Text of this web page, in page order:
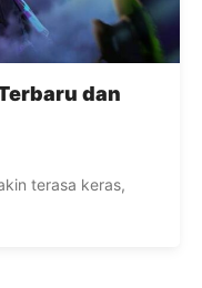
dan
terasa keras,